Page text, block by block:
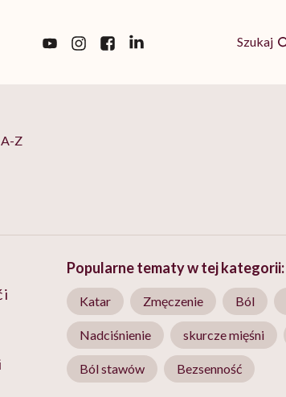
Szukaj
Z
i
Popularne tematy w tej kategorii:
Katar Zmęczenie Ból
Nadciśnienie skurcze mięśni
Ból stawów Bezsenność